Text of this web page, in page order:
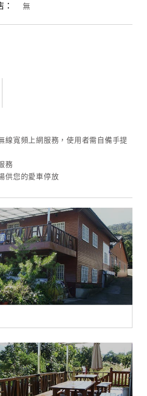
無
線寬頻上網服務，使用者需自備手提
務
供您的愛車停放